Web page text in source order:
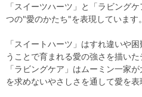
「スイーツハーツ」と「ラビング
つの"愛のかたち"を表現しています。
「スイートハーツ」はすれ違いや
うことで育まれる愛の強さを描いた
「ラビングケア」はムーミン一家
を求めないやさしさを通して愛を表